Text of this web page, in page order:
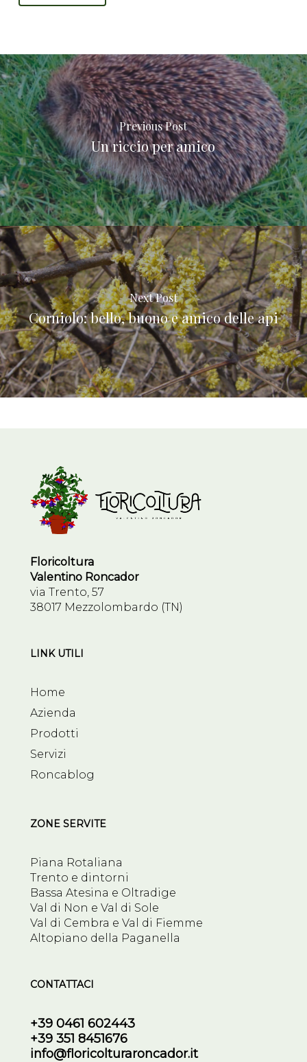
Previous Post
Un riccio per amico
Next Post
Corniolo: bello, buono e amico delle api
Floricoltura
Valentino Roncador
via Trento, 57
38017 Mezzolombardo (TN)
LINK UTILI
Home
Azienda
Prodotti
Servizi
Roncablog
ZONE SERVITE
Piana Rotaliana
Trento e dintorni
Bassa Atesina e Oltradige
Val di Non e Val di Sole
Val di Cembra e Val di Fiemme
Altopiano della Paganella
CONTATTACI
+39 0461 602443
+39 351 8451676
info@floricolturaroncador.it